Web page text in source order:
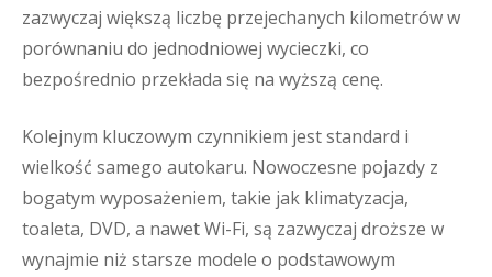
zazwyczaj większą liczbę przejechanych kilometrów w
porównaniu do jednodniowej wycieczki, co
bezpośrednio przekłada się na wyższą cenę.
Kolejnym kluczowym czynnikiem jest standard i
wielkość samego autokaru. Nowoczesne pojazdy z
bogatym wyposażeniem, takie jak klimatyzacja,
toaleta, DVD, a nawet Wi-Fi, są zazwyczaj droższe w
wynajmie niż starsze modele o podstawowym